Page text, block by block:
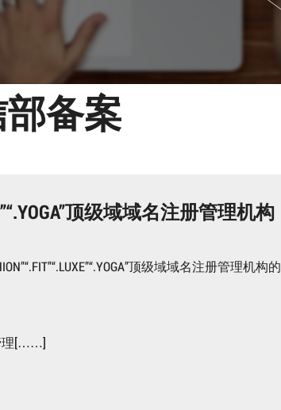
备案
顶级域域名注册管理机构
顶级域域名注册管理机构的
理[……]